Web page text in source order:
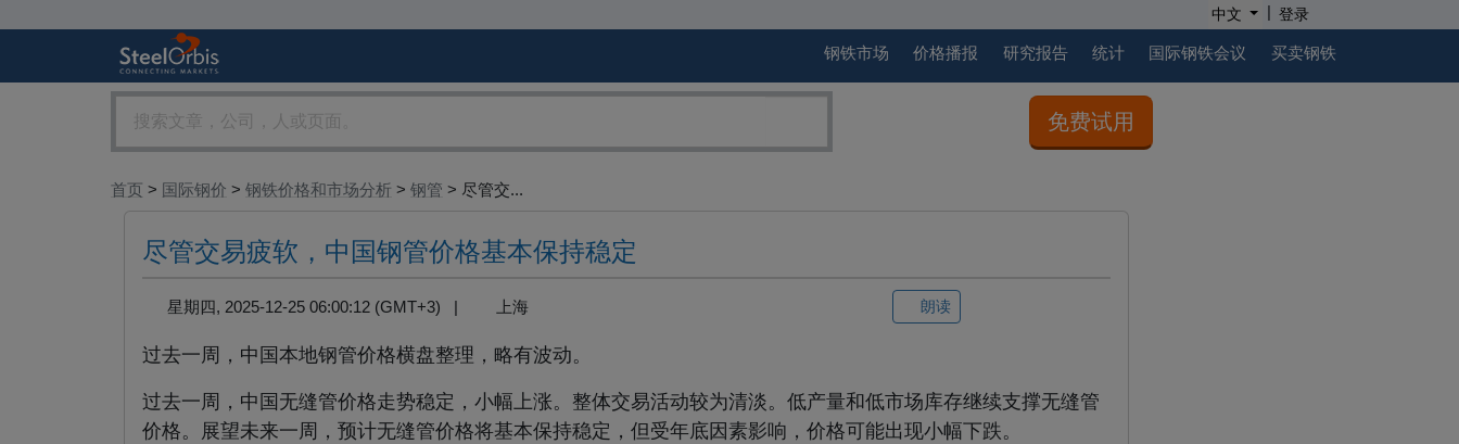
中文 | 登录
钢铁市场 价格播报 研究报告 统计 国际钢铁会议 买卖钢铁
免费试用
首页 > 国际钢价 > 钢铁价格和市场分析 > 钢管 > 尽管交...
尽管交易疲软，中国钢管价格基本保持稳定
星期四, 2025-12-25 06:00:12 (GMT+3) | 上海 朗读
过去一周，中国本地钢管价格横盘整理，略有波动。
过去一周，中国无缝管价格走势稳定，小幅上涨。整体交易活动较为清淡。低产量和低市场库存继续支撑无缝管
价格。展望未来一周，预计无缝管价格将基本保持稳定，但受年底因素影响，价格可能出现小幅下跌。